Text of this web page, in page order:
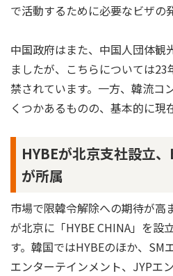
で活動するために必要なビザの
中国政府はまた、中国人団体観
ましたが、こちらについては
禁されています。一方、韓流コ
くつかあるものの、基本的に現
HYBEが北京支社設立
が所属
市場で限韓令解除への期待が高
が北京に「HYBE CHINA」を設
す。韓国ではHYBEのほか、SM
エンターテインメント、JYPエ